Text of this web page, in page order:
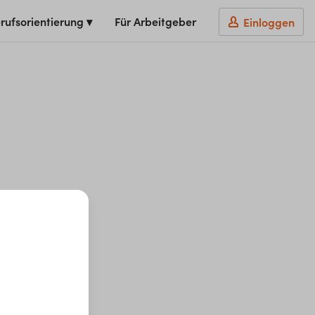
▾ Für Arbeitgeber Einloggen